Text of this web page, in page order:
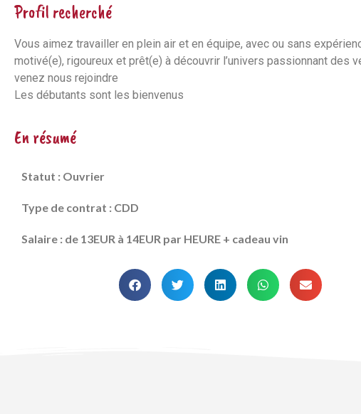
Profil recherché
Vous aimez travailler en plein air et en équipe, avec ou sans
motivé(e), rigoureux et prêt(e) à découvrir l’univers passionnant des
venez nous rejoindre
Les débutants sont les bienvenus
En résumé
Statut : Ouvrier
Type de contrat : CDD
Salaire : de 13EUR à 14EUR par HEURE + cadeau vin